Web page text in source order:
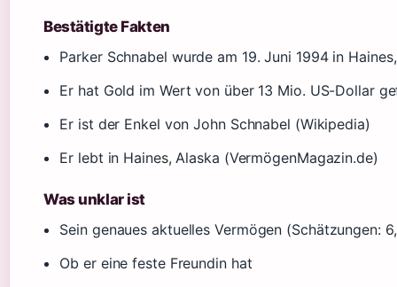
Bestätigte Fakten
Parker Schnabel wurde am 19. Juni 1994 in
Er hat Gold im Wert von über 13 Mio. US-Dollar
Er ist der Enkel von John Schnabel (Wikipedia)
Er lebt in Haines, Alaska (VermögenMagazin.de)
Was unklar ist
Sein genaues aktuelles Vermögen (Schätzungen:
Ob er eine feste Freundin hat